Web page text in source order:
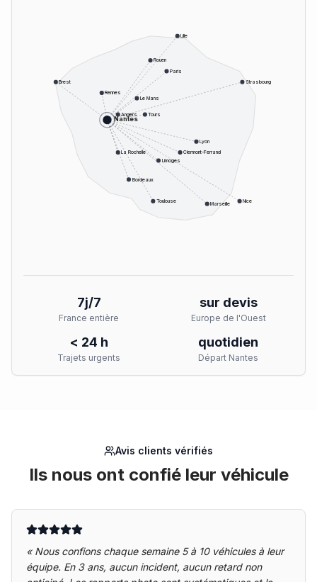
Nantes
Paris
Lyon
Marseille
Toulouse
Bordeaux
Nice
Strasbourg
Lille
Rennes
Angers
Le Mans
Tours
Limoges
Clermont-Ferrand
Rouen
Brest
La Rochelle
7j/7
France entière
sur devis
Europe de l'Ouest
< 24 h
Trajets urgents
quotidien
Départ Nantes
Avis clients vérifiés
Ils nous ont confié leur véhicule
« Nous confions chaque semaine 5 à 10 véhicules à leur
équipe. En 3 ans, aucun incident, aucun retard non